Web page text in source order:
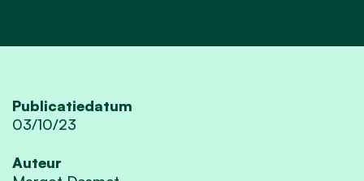
Publicatiedatum
03/10/23
Auteur